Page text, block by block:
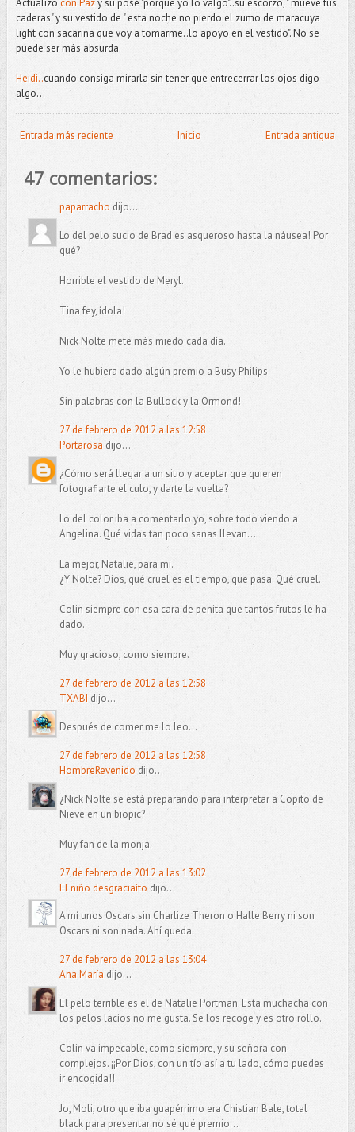
Actualizo con Pazy su pose "porque yo lo valgo"..su escorzo, " mueve tus
caderas" y su vestido de " esta noche no pierdo el zumo de maracuya
light con sacarina que voy a tomarme..lo apoyo en el vestido". No se
puede ser más absurda.
Heidi..cuando consiga mirarla sin tener que entrecerrar los ojos digo
algo...
Entrada más reciente Entrada antigua
Inicio
47 comentarios:
paparracho dijo...
Lo del pelo sucio de Brad es asqueroso hasta la náusea! Por
qué?
Horrible el vestido de Meryl.
Tina fey, ídola!
Nick Nolte mete más miedo cada día.
Yo le hubiera dado algún premio a Busy Philips
Sin palabras con la Bullock y la Ormond!
27 de febrero de 2012 a las 12:58
Portarosa dijo...
¿Cómo será llegar a un sitio y aceptar que quieren
fotografiarte el culo, y darte la vuelta?
Lo del color iba a comentarlo yo, sobre todo viendo a
Angelina. Qué vidas tan poco sanas llevan...
La mejor, Natalie, para mí.
¿Y Nolte? Dios, qué cruel es el tiempo, que pasa. Qué cruel.
Colin siempre con esa cara de penita que tantos frutos le ha
dado.
Muy gracioso, como siempre.
27 de febrero de 2012 a las 12:58
TXABI dijo...
Después de comer me lo leo...
27 de febrero de 2012 a las 12:58
HombreRevenido dijo...
¿Nick Nolte se está preparando para interpretar a Copito de
Nieve en un biopic?
Muy fan de la monja.
27 de febrero de 2012 a las 13:02
El niño desgraciaíto dijo...
A mí unos Oscars sin Charlize Theron o Halle Berry ni son
Oscars ni son nada. Ahí queda.
27 de febrero de 2012 a las 13:04
Ana María dijo...
El pelo terrible es el de Natalie Portman. Esta muchacha con
los pelos lacios no me gusta. Se los recoge y es otro rollo.
Colin va impecable, como siempre, y su señora con
complejos. ¡¡Por Dios, con un tío así a tu lado, cómo puedes
ir encogida!!
Jo, Moli, otro que iba guapérrimo era Chistian Bale, total
black para presentar no sé qué premio...